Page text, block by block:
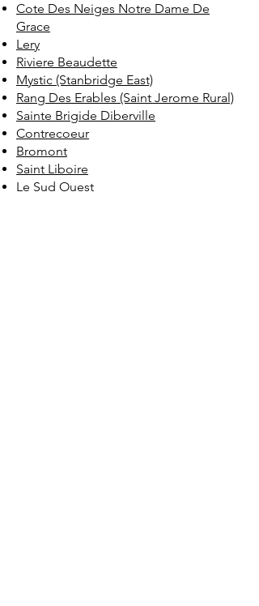
Cote Des Neiges Notre Dame De
Grace
Lery
Riviere Beaudette
Mystic (Stanbridge East)
Rang Des Erables (Saint Jerome Rural)
Sainte Brigide Diberville
Contrecoeur
Bromont
Saint Liboire
Le Sud Ouest